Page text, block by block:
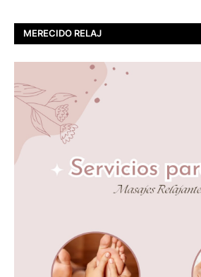
MERECIDO RELAJ